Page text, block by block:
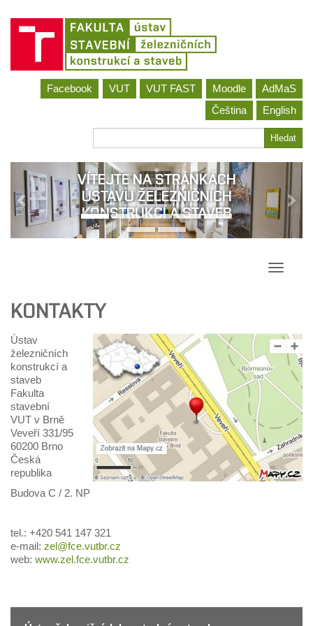
Facebook VUT VUT FAST Moodle
AdMaS
Čeština
English
Hledat
VÍTEJTE NA STRÁNKÁCH
ÚSTAVU ŽELEZNIČNÍCH
KONSTRUKCÍ A STAVEB
KONTAKTY
Ústav
železničních
konstrukcí a
staveb
Fakulta
stavební
VUT v Brně
Veveří 331/95
60200 Brno
Česká
republika
Budova C / 2. NP
tel.: +420 541 147 321
e-mail: zel@fce.vutbr.cz
web: www.zel.fce.vutbr.cz